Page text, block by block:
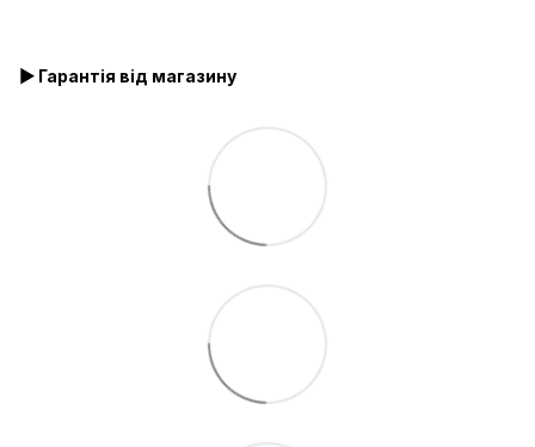
▶ Гарантія від магазину